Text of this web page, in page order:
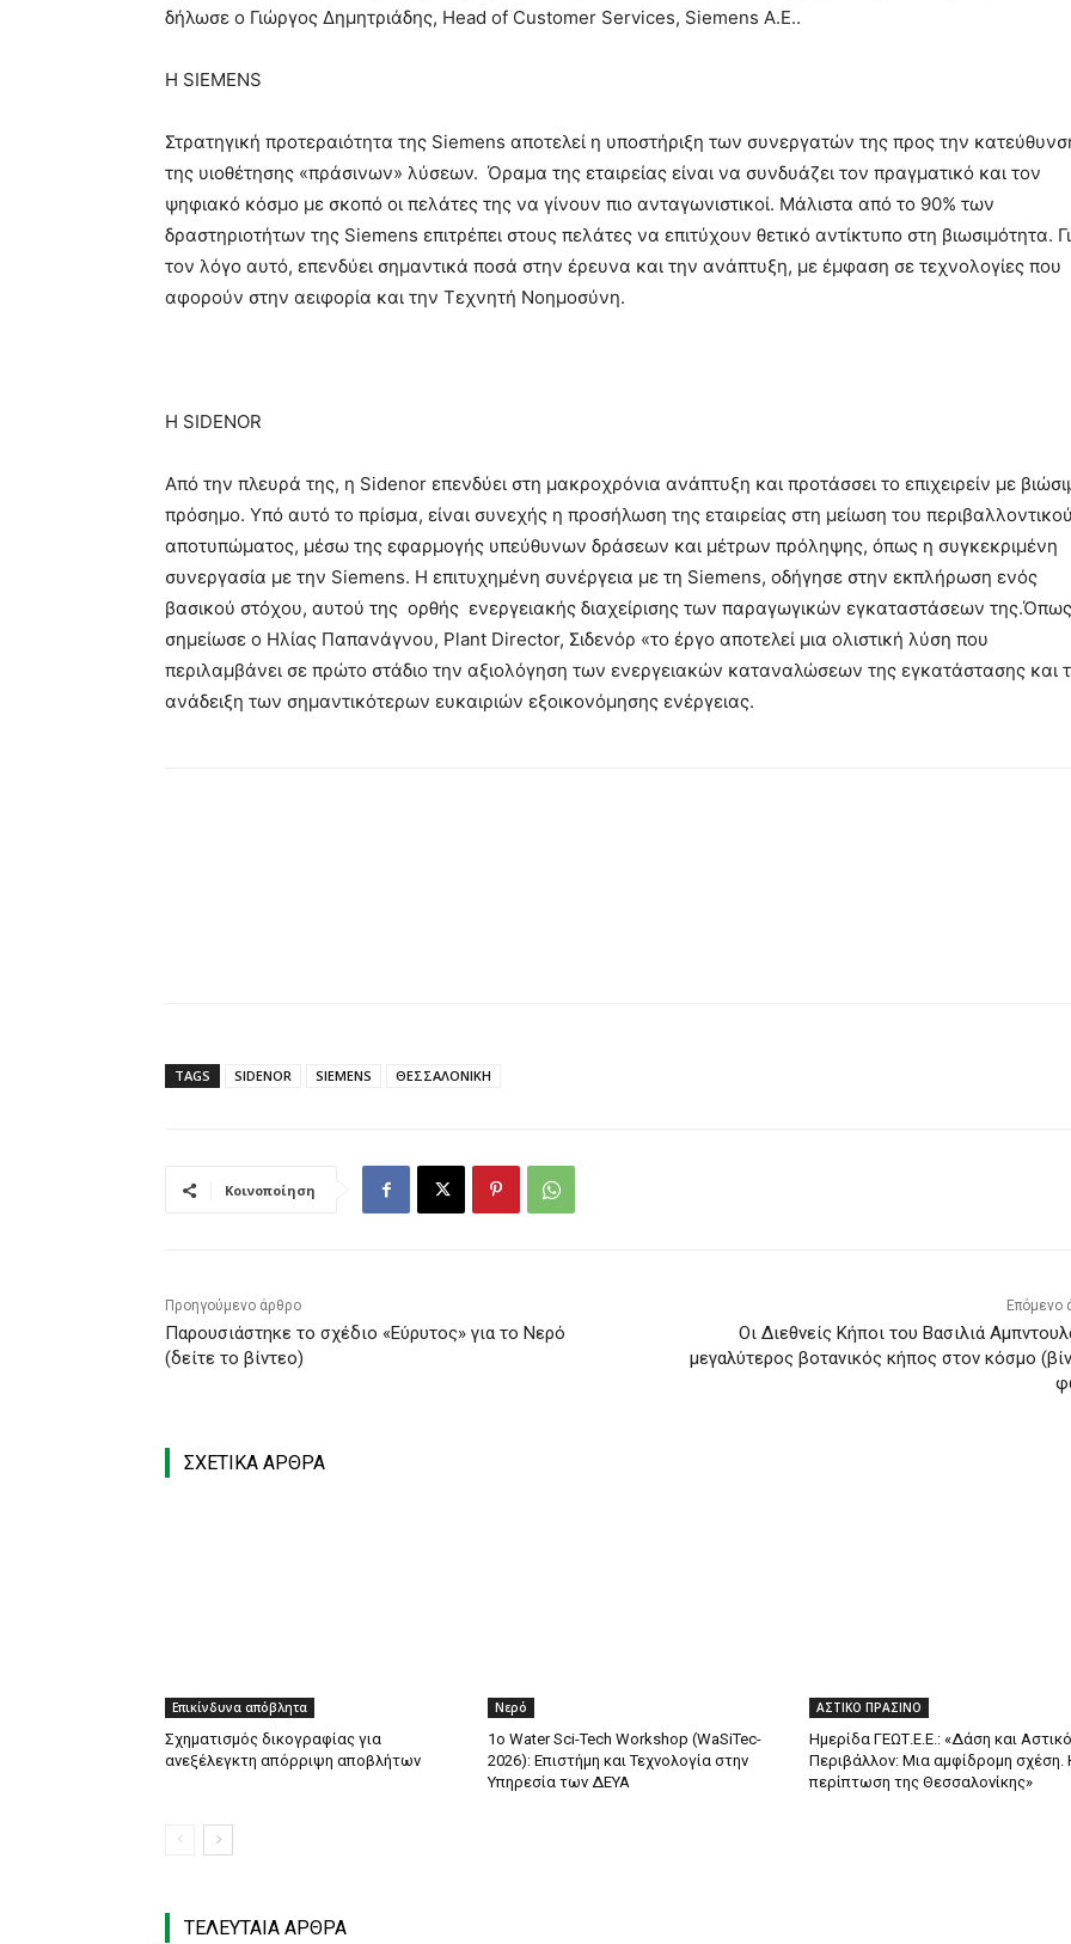
δήλωσε ο Γιώργος Δημητριάδης, Head of Customer Services, Siemens A.E..
Η SIEMENS
Στρατηγική προτεραιότητα της Siemens αποτελεί η υποστήριξη των συνεργατών της προς την
της υιοθέτησης «πράσινων» λύσεων. Όραμα της εταιρείας είναι να συνδυάζει τον πραγματικό και τον
ψηφιακό κόσμο με σκοπό οι πελάτες της να γίνουν πιο ανταγωνιστικοί. Μάλιστα από το 90% των
δραστηριοτήτων της Siemens επιτρέπει στους πελάτες να επιτύχουν θετικό αντίκτυπο στη βιωσιμότητα.
τον λόγο αυτό, επενδύει σημαντικά ποσά στην έρευνα και την ανάπτυξη, με έμφαση σε τεχνολογίες που
αφορούν στην αειφορία και την Τεχνητή Νοημοσύνη.
H SIDENOR
Από την πλευρά της, η Sidenor επενδύει στη μακροχρόνια ανάπτυξη και προτάσσει το επιχειρείν με
πρόσημο. Υπό αυτό το πρίσμα, είναι συνεχής η προσήλωση της εταιρείας στη μείωση του περιβαλλοντικού
αποτυπώματος, μέσω της εφαρμογής υπεύθυνων δράσεων και μέτρων πρόληψης, όπως η συγκεκριμένη
συνεργασία με την Siemens. Η επιτυχημένη συνέργεια με τη Siemens, οδήγησε στην εκπλήρωση ενός
βασικού στόχου, αυτού της ορθής ενεργειακής διαχείρισης των παραγωγικών εγκαταστάσεων της.Όπως
σημείωσε ο Ηλίας Παπανάγνου, Plant Director, Σιδενόρ «το έργο αποτελεί μια ολιστική λύση που
περιλαμβάνει σε πρώτο στάδιο την αξιολόγηση των ενεργειακών καταναλώσεων της εγκατάστασης και
ανάδειξη των σημαντικότερων ευκαιριών εξοικονόμησης ενέργειας.
TAGS SIDENOR SIEMENS ΘΕΣΣΑΛΟΝΙΚΗ
Κοινοποίηση
Προηγούμενο άρθρο
Παρουσιάστηκε το σχέδιο «Εύρυτος» για το Νερό
(δείτε το βίντεο)
Επόμενο
Οι Διεθνείς Κήποι του Βασιλιά
μεγαλύτερος βοτανικός κήπος στον κόσμο
ΣΧΕΤΙΚΑ ΑΡΘΡΑ
Επικίνδυνα απόβλητα
Σχηματισμός δικογραφίας για
ανεξέλεγκτη απόρριψη αποβλήτων
Νερό
1ο Water Sci-Tech Workshop (WaSiTec-
2026): Επιστήμη και Τεχνολογία στην
Υπηρεσία των ΔΕΥΑ
ΑΣΤΙΚΟ ΠΡΑΣΙΝΟ
Ημερίδα ΓΕΩΤ.Ε.Ε.: «Δάση και Αστικό
Περιβάλλον: Μια αμφίδρομη σχέση.
περίπτωση της Θεσσαλονίκης»
ΤΕΛΕΥΤΑΙΑ ΑΡΘΡΑ